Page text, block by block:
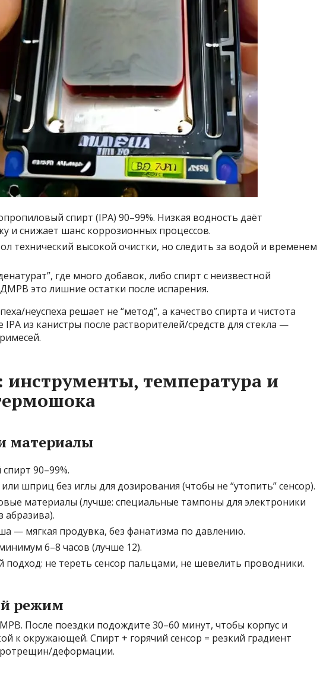
спирт (IPA) 90–99%. Низкая водность даёт
и снижает шанс коррозионных процессов.
технический высокой очистки, но следить за водой и временем
где много добавок, либо спирт с неизвестной
это лишние остатки после испарения.
неуспеха решает не “метод”, а качество спирта и чистота
IPA из канистры после растворителей/средств для стекла —
инструменты, температура и
материалы
90–99%.
шприц без иглы для дозирования (чтобы не “утопить” сенсор).
материалы (лучше: специальные тампоны для электроники
абразива).
— мягкая продувка, без фанатизма по давлению.
6–8 часов (лучше 12).
подход: не тереть сенсор пальцами, не шевелить проводники.
режим
После поездки подождите 30–60 минут, чтобы корпус и
к окружающей. Спирт + горячий сенсор = резкий градиент
деформации.